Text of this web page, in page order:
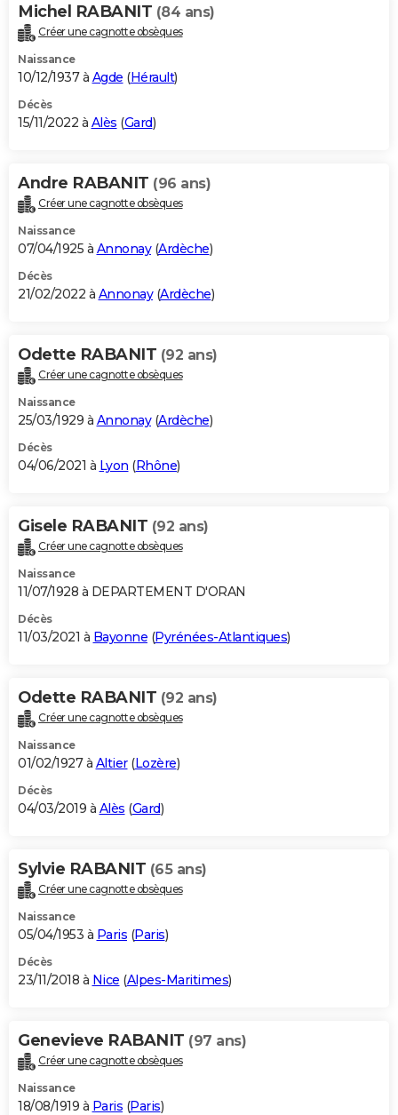
Michel RABANIT (84 ans)
Créer une cagnotte obsèques
Naissance
10/12/1937 à Agde (Hérault)
Décès
15/11/2022 à Alès (Gard)
Andre RABANIT (96 ans)
Créer une cagnotte obsèques
Naissance
07/04/1925 à Annonay(Ardèche)
Décès
21/02/2022 à Annonay(Ardèche)
Odette RABANIT (92 ans)
Créer une cagnotte obsèques
Naissance
25/03/1929 à Annonay(Ardèche)
Décès
04/06/2021 à Lyon (Rhône)
Gisele RABANIT (92 ans)
Créer une cagnotte obsèques
Naissance
11/07/1928 à DEPARTEMENT D'ORAN
Décès
11/03/2021 à Bayonne (Pyrénées-Atlantiques)
Odette RABANIT (92 ans)
Créer une cagnotte obsèques
Naissance
01/02/1927 à Altier(Lozère)
Décès
04/03/2019 à Alès (Gard)
Sylvie RABANIT (65 ans)
Créer une cagnotte obsèques
Naissance
05/04/1953 à Paris (Paris)
Décès
23/11/2018 à Nice (Alpes-Maritimes)
Genevieve RABANIT (97 ans)
Créer une cagnotte obsèques
Naissance
18/08/1919 à Paris (Paris)